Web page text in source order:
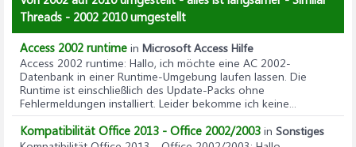
Threads - 2002 2010 umgestellt
Access 2002 runtime in Microsoft Access Hilfe
Access 2002 runtime: Hallo, ich möchte eine AC 2002-
Datenbank in einer Runtime-Umgebung laufen lassen. Die
Runtime ist einschließlich des Update-Packs ohne
Fehlermeldungen installiert. Leider bekomme ich keine...
Kompatibilität Office 2013 - Office 2002/2003 in Sonstiges